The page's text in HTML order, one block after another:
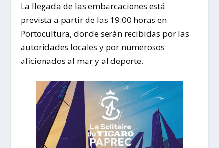
La llegada de las embarcaciones está
prevista a partir de las 19:00 horas en
Portocultura, donde serán recibidas por las
autoridades locales y por numerosos
aficionados al mar y al deporte.